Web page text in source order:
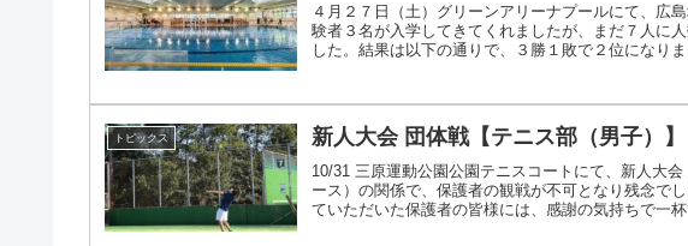
４月２７日（土）グリーンアリーナプールにて、広
験者３名が入学してきてくれましたが、まだ７人に
した。結果は以下の通りで、３勝１敗で２位になりま
トピックス 新人大会 団体戦【テニス部（男子）】
10/31 三原運動公園公園テニスコートにて、新人大
ース）の関係で、保護者の観戦が不可となり残念で
ていただいた保護者の皆様には、感謝の気持ちで一